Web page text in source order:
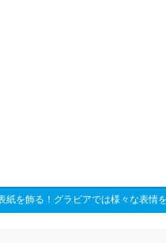
を飾る！グラビアでは様々な表情